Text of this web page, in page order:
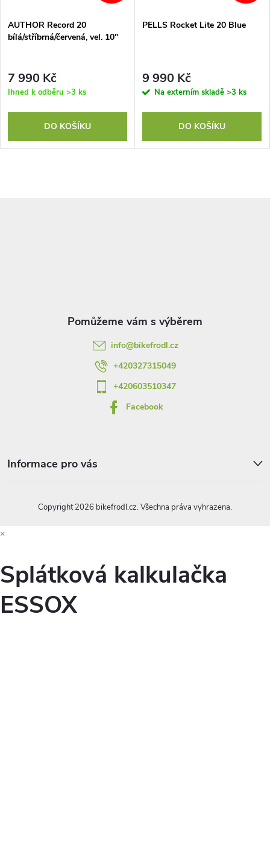
AUTHOR Record 20
bílá/stříbrná/červená, vel. 10"
7 990 Kč
Ihned k odběru >3 ks
DO KOŠÍKU
PELLS Rocket Lite 20 Blue
9 990 Kč
Na externím skladě >3 ks
DO KOŠÍKU
info@bikefrodl.cz
+420327315049
+420603510347
Facebook
Informace pro vás
Copyright 2026 bikefrodl.cz. Všechna práva vyhrazena.
×
Splátková kalkulačka
ESSOX